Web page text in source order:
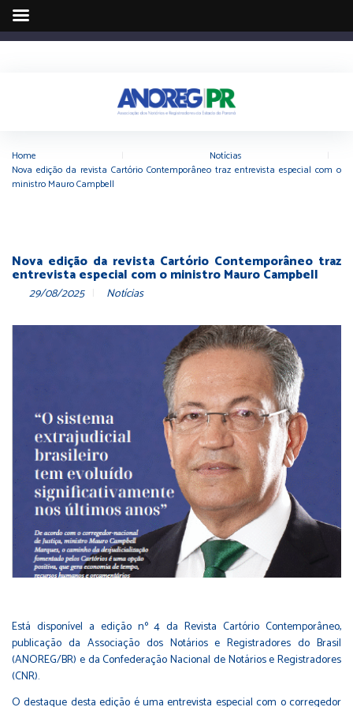
Home Notícias
Nova edição da revista Cartório Contemporâneo traz entrevista especial com o
ministro Mauro Campbell
Nova edição da revista Cartório Contemporâneo traz
entrevista especial com o ministro Mauro Campbell
29/08/2025 Notícias
Está disponível a edição nº 4 da Revista Cartório Contemporâneo,
publicação da Associação dos Notários e Registradores do Brasil
(ANOREG/BR) e da Confederação Nacional de Notários e Registradores
(CNR).
O destaque desta edição é uma entrevista especial com o corregedor